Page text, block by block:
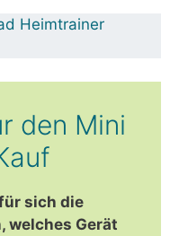
Heimtrainer
den Mini
sich die
welches Gerät